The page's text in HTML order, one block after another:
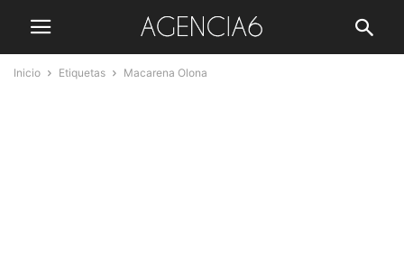
Inicio Etiquetas Macarena Olona